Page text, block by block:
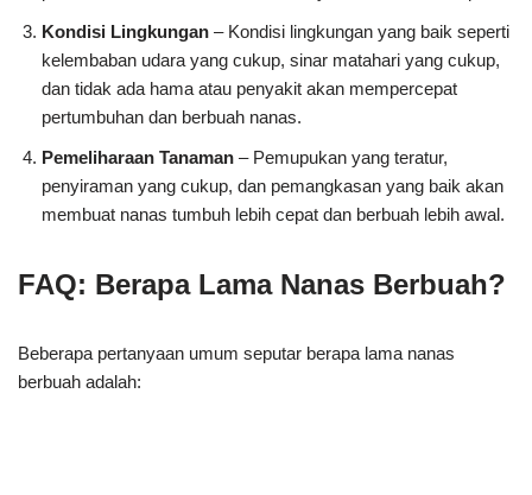
Kondisi Lingkungan – Kondisi lingkungan yang baik seperti
kelembaban udara yang cukup, sinar matahari yang cukup,
dan tidak ada hama atau penyakit akan mempercepat
pertumbuhan dan berbuah nanas.
Pemeliharaan Tanaman – Pemupukan yang teratur,
penyiraman yang cukup, dan pemangkasan yang baik akan
membuat nanas tumbuh lebih cepat dan berbuah lebih awal.
FAQ: Berapa Lama Nanas Berbuah?
Beberapa pertanyaan umum seputar berapa lama nanas
berbuah adalah: